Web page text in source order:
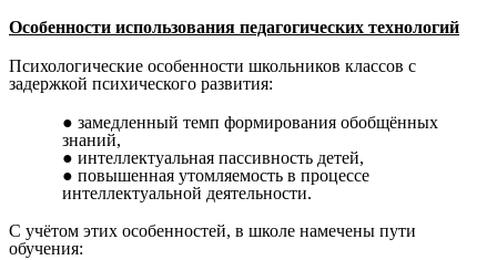
Особенности использования педагогических технологий
Психологические особенности школьников классов с
задержкой психического развития:
замедленный темп формирования обобщённых
знаний,
интеллектуальная пассивность детей,
повышенная утомляемость в процессе
интеллектуальной деятельности.
С учётом этих особенностей, в школе намечены пути
обучения: